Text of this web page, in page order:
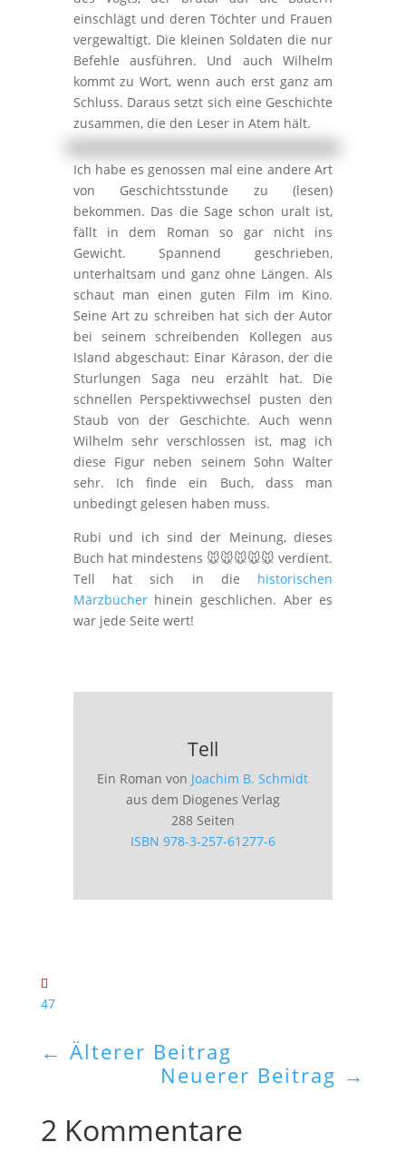
einschlägt und deren Töchter und Frauen
vergewaltigt. Die kleinen Soldaten die nur
Befehle ausführen. Und auch Wilhelm
kommt zu Wort, wenn auch erst ganz am
Schluss. Daraus setzt sich eine Geschichte
zusammen, die den Leser in Atem hält.
Ich habe es genossen mal eine andere Art
von Geschichtsstunde zu (lesen)
bekommen. Das die Sage schon uralt ist,
fällt in dem Roman so gar nicht ins
Gewicht. Spannend geschrieben,
unterhaltsam und ganz ohne Längen. Als
schaut man einen guten Film im Kino.
Seine Art zu schreiben hat sich der Autor
bei seinem schreibenden Kollegen aus
Island abgeschaut: Einar Kárason, der die
Sturlungen Saga neu erzählt hat. Die
schnellen Perspektivwechsel pusten den
Staub von der Geschichte. Auch wenn
Wilhelm sehr verschlossen ist, mag ich
diese Figur neben seinem Sohn Walter
sehr. Ich finde ein Buch, dass man
unbedingt gelesen haben muss.
Rubi und ich sind der Meinung, dieses
Buch hat mindestens 🐭🐭🐭🐭🐭 verdient.
Tell hat sich in die historischen
Märzbücherhinein geschlichen. Aber es
war jede Seite wert!
Tell
Ein Roman von Joachim B. Schmidt
aus dem Diogenes Verlag
288 Seiten
ISBN 978-3-257-61277-6
47
← Älterer Beitrag
Neuerer Beitrag →
2 Kommentare